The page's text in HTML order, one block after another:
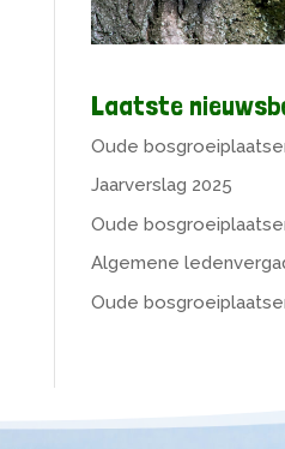
Laatste
Oude
Jaarverslag 2025
Oude
Algemene
Oude